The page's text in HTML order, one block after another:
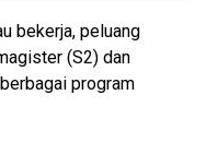
bekerja, peluang
(S2) dan
program